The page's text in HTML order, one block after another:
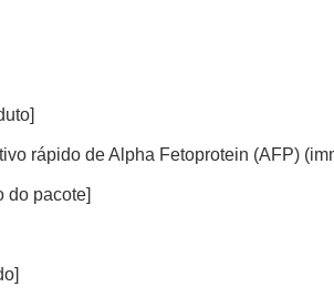
rápido de Alpha Fetoprotein (AFP)
do pacote]